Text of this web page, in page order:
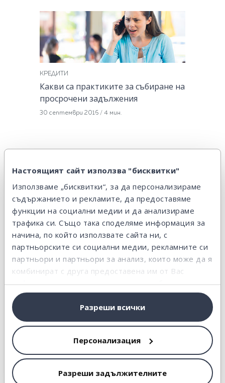
Настоящият сайт използва "бисквитки"
Използваме „бисквитки“, за да персонализираме
съдържанието и рекламите, да предоставяме
функции на социални медии и да анализираме
трафика си. Също така споделяме информация за
начина, по който използвате сайта ни, с
партньорските си социални медии, рекламните си
партньори и партньори за анализ, които може да я
комбинират с друга предоставена им от Вас
информация или с такава, която са събрали от
ползването от Ваша страна на услугите им.
Разреши всички
Персонализация
Разреши задължителните
КРЕДИТИ
Какви са практиките за събиране на
просрочени задължения
30 септември 2016 / 4 мин.
КРЕДИТИ
Не можеш да изплащаш кредита си.
Какво следва (част 2)
14 юли 2016 4 мин.
Какво следва? (част 1)